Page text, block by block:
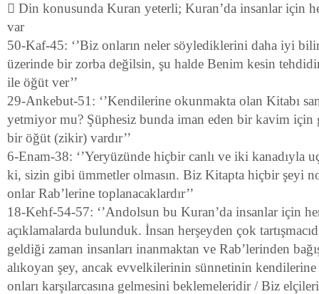
 Din konusunda Kuran yeterli; Kuran’da insanlar için
var
50-Kaf-45: ‘’Biz onların neler söylediklerini daha iyi
üzerinde bir zorba değilsin, şu halde Benim kesin
ile öğüt ver’’
29-Ankebut-51: ‘’Kendilerine okunmakta olan Kitabı
yetmiyor mu? Şüphesiz bunda iman eden bir kavim için
bir öğüt (zikir) vardır’’
6-Enam-38: ‘’Yeryüzünde hiçbir canlı ve iki kanadıyla
ki, sizin gibi ümmetler olmasın. Biz Kitapta hiçbir şeyi
onlar Rab’lerine toplanacaklardır’’
18-Kehf-54-57: ‘’Andolsun bu Kuran’da insanlar için
açıklamalarda bulunduk. İnsan herşeyden çok
geldiği zaman insanları inanmaktan ve Rab’lerinden
alıkoyan şey, ancak evvelkilerinin sünnetinin kendilerine
onları karşılarcasına gelmesini beklemeleridir / Biz